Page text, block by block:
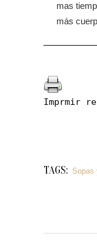
mas
más
Imprmir
TAGS: Sopas